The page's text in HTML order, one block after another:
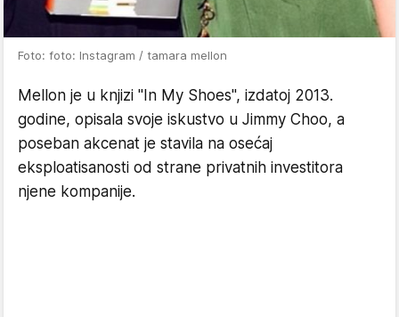
Foto: foto: Instagram / tamara mellon
Mellon je u knjizi "In My Shoes", izdatoj 2013.
godine, opisala svoje iskustvo u Jimmy Choo, a
poseban akcenat je stavila na osećaj
eksploatisanosti od strane privatnih investitora
njene kompanije.